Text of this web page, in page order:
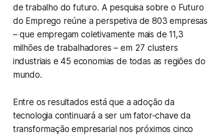
de trabalho do futuro. A pesquisa sobre o Futuro
do Emprego reúne a perspetiva de 803 empresas
– que empregam coletivamente mais de 11,3
milhões de trabalhadores – em 27 clusters
industriais e 45 economias de todas as regiões do
mundo.
Entre os resultados está que a adoção da
tecnologia continuará a ser um fator-chave da
transformação empresarial nos próximos cinco